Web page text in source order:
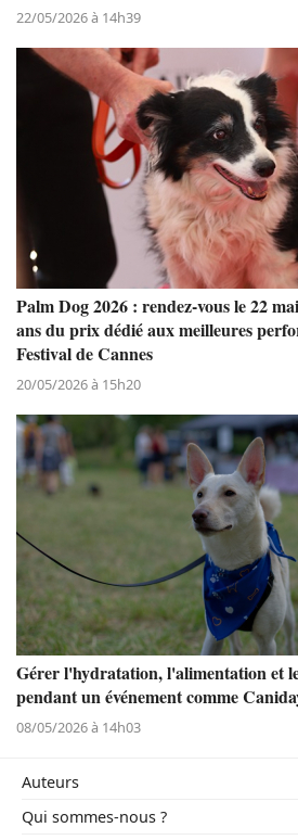
22/05/2026 à 14h39
Palm Dog 2026 : rendez-vous le 22
ans du prix dédié aux meilleures
Festival de Cannes
20/05/2026 à 15h20
Gérer l'hydratation, l'alimentation et
pendant un événement comme
08/05/2026 à 14h03
Auteurs
Qui sommes-nous ?